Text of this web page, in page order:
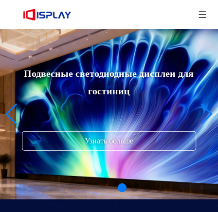
Подвесные светодиодные дисплеи для
гостиниц
Узнать больше